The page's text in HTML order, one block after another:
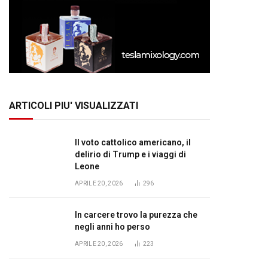
ARTICOLI PIU' VISUALIZZATI
Il voto cattolico americano, il
delirio di Trump e i viaggi di
Leone
APRILE 20, 2026 296
In carcere trovo la purezza che
negli anni ho perso
APRILE 20, 2026 223